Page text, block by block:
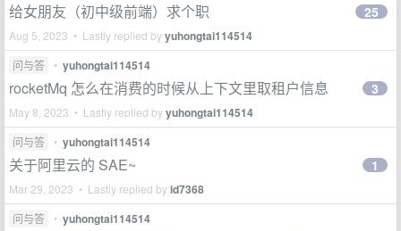
给女朋友（初中级前端）求个职
Aug 5, 2023 • Lastly replied byyuhongtai114514
25
问与答 • yuhongtai114514
rocketMq 怎么在消费的时候从上下文里取租户信息
May 8, 2023 • Lastly replied byyuhongtai114514
3
问与答 • yuhongtai114514
关于阿里云的 SAE~
Mar 29, 2023 • Lastly replied byid7368
1
问与答 • yuhongtai114514